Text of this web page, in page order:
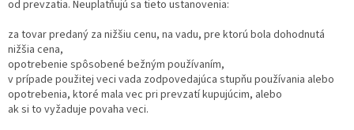
od prevzatia. Neuplatňujú sa tieto ustanovenia:
za tovar predaný za nižšiu cenu, na vadu, pre ktorú bola dohodnutá
nižšia cena,
opotrebenie spôsobené bežným používaním,
v prípade použitej veci vada zodpovedajúca stupňu používania alebo
opotrebenia, ktoré mala vec pri prevzatí kupujúcim, alebo
ak si to vyžaduje povaha veci.